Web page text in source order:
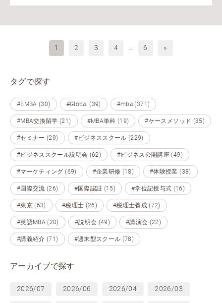
1 2 3 4 … 6 »
タグで探す
#EMBA (30) #Global (39) #mba (371)
#MBA交換留学 (21) #MBA単科 (19) #ケースメソッド (35)
#セミナー (29) #ビジネススクール (229)
#ビジネススクール説明会 (62) #ビジネス公開講座 (49)
#マーケティング (69) #企業研修 (18) #体験授業 (38)
#国際交流 (26) #国際認証 (15) #学位記授与式 (16)
#東京 (63) #税理士 (26) #税理士養成 (72)
#英語MBA (20) #説明会 (49) #講演会 (22)
#講義紹介 (71) #週末型スクール (78)
アーカイブで探す
2026/07 2026/06 2026/04 2026/03